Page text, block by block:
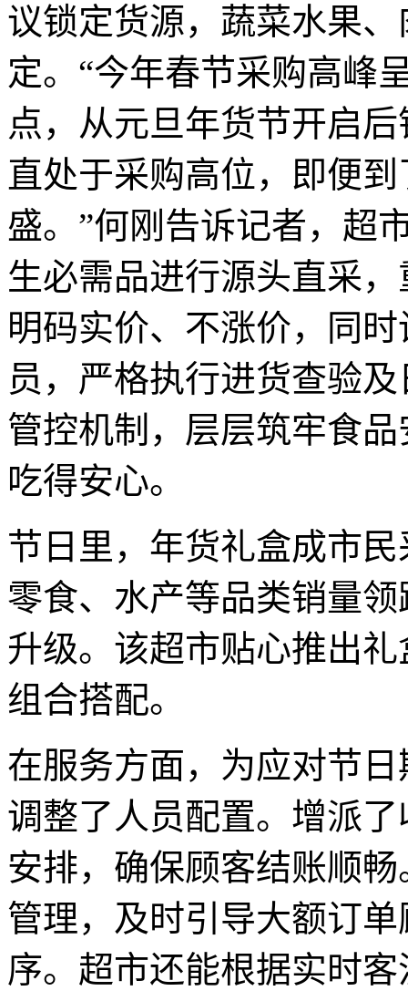
议锁定货源，蔬菜水果
定。“今年春节采购高峰
点，从元旦年货节开启
直处于采购高位，即便
盛。”何刚告诉记者，超
生必需品进行源头直采
明码实价、不涨价，同
员，严格执行进货查验
管控机制，层层筑牢食
吃得安心。
节日里，年货礼盒成市
零食、水产等品类销量
升级。该超市贴心推出
组合搭配。
在服务方面，为应对节
调整了人员配置。增派
安排，确保顾客结账顺
管理，及时引导大额订
序。超市还能根据实时